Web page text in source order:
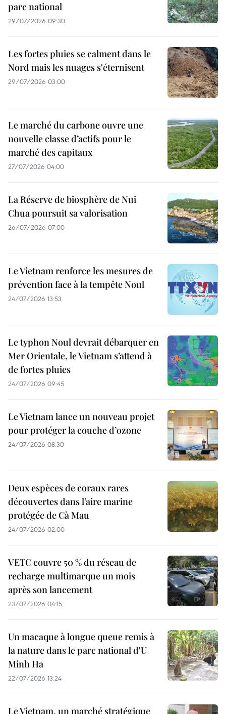
parc national
29/07/2026 09:30
Les fortes pluies se calment dans le
Nord mais les nuages s'éternisent
29/07/2026 03:00
Le marché du carbone ouvre une
nouvelle classe d’actifs pour le
marché des capitaux
27/07/2026 04:00
La Réserve de biosphère de Nui
Chua poursuit sa valorisation
26/07/2026 07:00
Le Vietnam renforce les mesures de
prévention face à la tempête Noul
24/07/2026 13:53
Le typhon Noul devrait débarquer en
Mer Orientale, le Vietnam s’attend à
de fortes pluies
24/07/2026 09:45
Le Vietnam lance un nouveau projet
pour protéger la couche d’ozone
24/07/2026 08:30
Deux espèces de coraux rares
découvertes dans l’aire marine
protégée de Cà Mau
24/07/2026 02:00
VETC couvre 50 % du réseau de
recharge multimarque un mois
après son lancement
23/07/2026 04:15
Un macaque à longue queue remis à
la nature dans le parc national d'U
Minh Ha
22/07/2026 13:24
Le Vietnam, un marché stratégique